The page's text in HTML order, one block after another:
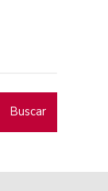
Buscar